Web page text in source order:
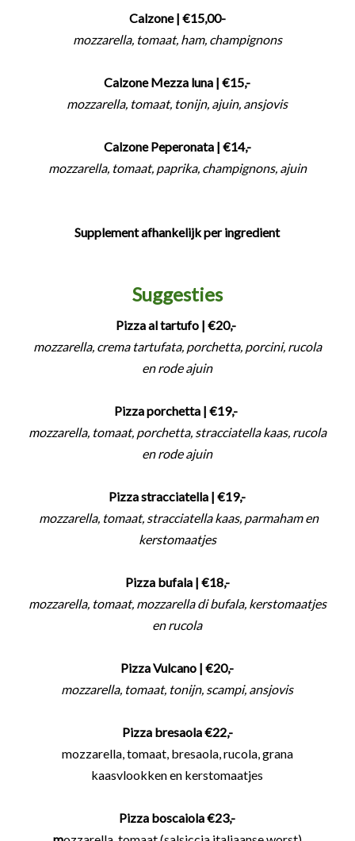
Calzone | €15,00-
mozzarella, tomaat, ham, champignons
Calzone Mezza luna | €15,-
mozzarella, tomaat, tonijn, ajuin, ansjovis
Calzone Peperonata | €14,-
mozzarella, tomaat, paprika, champignons, ajuin
Supplement afhankelijk per ingredient
Suggesties
Pizza al tartufo | €20,-
mozzarella, crema tartufata, porchetta, porcini, rucola
en rode ajuin
Pizza porchetta | €19,-
mozzarella, tomaat, porchetta, stracciatella kaas, rucola
en rode ajuin
Pizza stracciatella | €19,-
mozzarella, tomaat, stracciatella kaas, parmaham en
kerstomaatjes
Pizza bufala | €18,-
mozzarella, tomaat, mozzarella di bufala, kerstomaatjes
en rucola
Pizza Vulcano | €20,-
mozzarella, tomaat, tonijn, scampi, ansjovis
Pizza bresaola €22,-
mozzarella, tomaat, bresaola, rucola, grana
kaasvlookken en kerstomaatjes
Pizza boscaiola €23,-